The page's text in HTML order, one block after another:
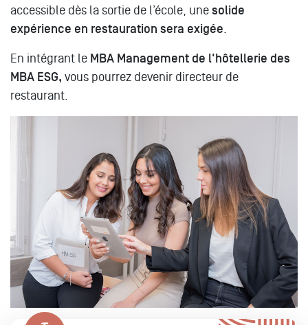
accessible dès la sortie de l’école, une solide
expérience en restauration sera exigée.
En intégrant le MBA Management de l'hôtellerie des
MBA ESG, vous pourrez devenir directeur de
restaurant.